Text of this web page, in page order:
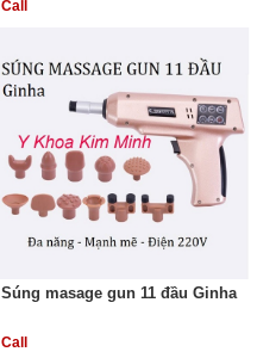
Call
Súng masage gun 11 đầu Ginha
Call